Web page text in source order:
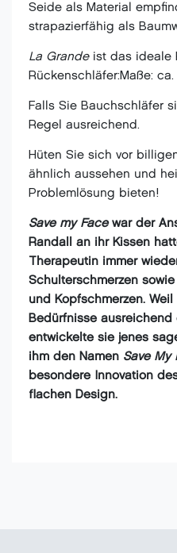
Seide als Material
strapazierfähig als
La Grande ist das ideale
Rückenschläfer:Maße:
Falls Sie Bauchschläfer
Regel
ausreichend.
Hüten Sie sich vor
ähnlich aussehen und
Problemlösung bieten!
Save my Facewar der
Randall an ihr Kissen
Therapeutin immer
Schulterschmerzen
und Kopfschmerzen.
Bedürfnisse ausreichend
entwickelte sie jenes
ihm den Namen Save My
besondere Innovation
flachen Design.